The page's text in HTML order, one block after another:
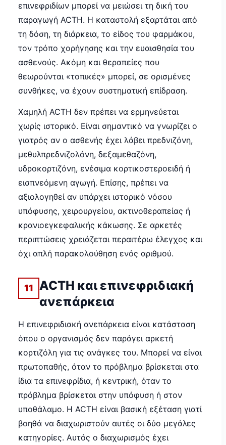
επινεφριδίων μπορεί να μειώσει τη δική του
παραγωγή ACTH. Η καταστολή εξαρτάται από
τη δόση, τη διάρκεια, το είδος του φαρμάκου,
τον τρόπο χορήγησης και την ευαισθησία του
ασθενούς. Ακόμη και θεραπείες που
θεωρούνται «τοπικές» μπορεί, σε ορισμένες
συνθήκες, να έχουν συστηματική επίδραση.
Χαμηλή ACTH δεν πρέπει να ερμηνεύεται
χωρίς ιστορικό. Είναι σημαντικό να γνωρίζει ο
γιατρός αν ο ασθενής έχει λάβει πρεδνιζόνη,
μεθυλπρεδνιζολόνη, δεξαμεθαζόνη,
υδροκορτιζόνη, ενέσιμα κορτικοστεροειδή ή
εισπνεόμενη αγωγή. Επίσης, πρέπει να
αξιολογηθεί αν υπάρχει ιστορικό νόσου
υπόφυσης, χειρουργείου, ακτινοθεραπείας ή
κρανιοεγκεφαλικής κάκωσης. Σε αρκετές
περιπτώσεις χρειάζεται περαιτέρω έλεγχος και
όχι απλή παρακολούθηση ενός αριθμού.
11
ACTH και επινεφριδιακή
ανεπάρκεια
Η επινεφριδιακή ανεπάρκεια είναι κατάσταση
όπου ο οργανισμός δεν παράγει αρκετή
κορτιζόλη για τις ανάγκες του. Μπορεί να είναι
πρωτοπαθής, όταν το πρόβλημα βρίσκεται στα
ίδια τα επινεφρίδια, ή κεντρική, όταν το
πρόβλημα βρίσκεται στην υπόφυση ή στον
υποθάλαμο. Η ACTH είναι βασική εξέταση γιατί
βοηθά να διαχωριστούν αυτές οι δύο μεγάλες
κατηγορίες. Αυτός ο διαχωρισμός έχει